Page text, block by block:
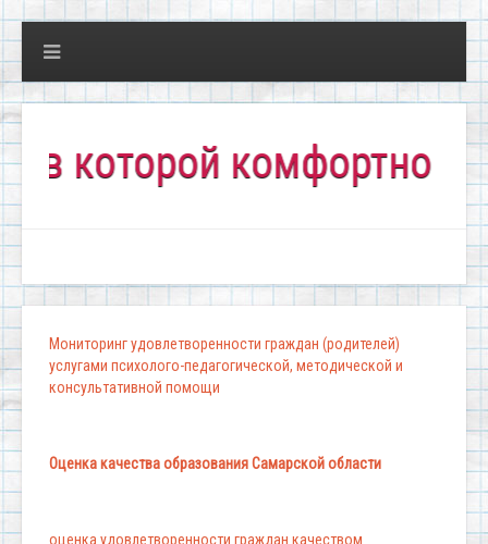
комфортно всем!"
Мониторинг удовлетворенности граждан (родителей)
услугами психолого-педагогической, методической и
консультативной помощи
Оценка качества образования Самарской области
оценка удовлетворенности граждан качеством